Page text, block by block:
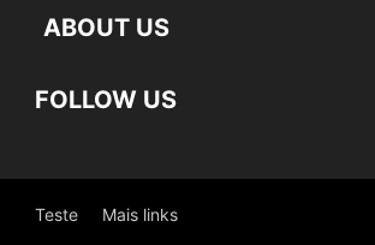
ABOUT US
FOLLOW US
Teste Mais links